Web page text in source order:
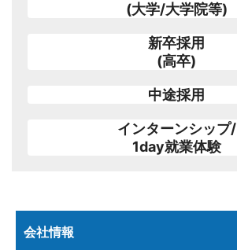
(大学/大学院等)
新卒採用
(高卒)
中途採用
インターンシップ/
1day就業体験
会社情報